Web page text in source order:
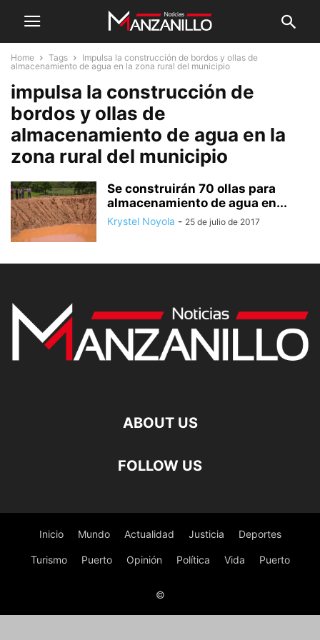
Home Tags
Impulsa la construcción de bordos y ollas de
almacenamiento de agua en la zona rural del municipio
impulsa la construcción de
bordos y ollas de
almacenamiento de agua en la
zona rural del municipio
Se construirán 70 ollas para
almacenamiento de agua en...
Krystel Noyola - 25 de julio de 2017
ABOUT US
FOLLOW US
Inicio Mundo Actualidad Justicia Deportes
Turismo Puerto Opinión Política Vida Puerto
©